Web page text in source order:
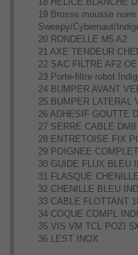
19 Brosse mousse
Sweepy/Cybernaut/
20 RONDELLE M5 A2
21 AXE TENDEUR
22 SAC FILTRE AF2
23 Porte-filtre robot
24 BUMPER AVANT
25 BUMPER LATERAL
26 ADHESIF GOUTTE
27 SERRE CABLE DM8
28 ENTRETOISE FIX
29 POIGNEE
30 GUIDE FLUX BLEU
31 FLASQUE
32 CHENILLE BLEU
33 CABLE FLOTTANT
34 COQUE COMPL
35 VIS VM TCL POZI
36 LEST INOX